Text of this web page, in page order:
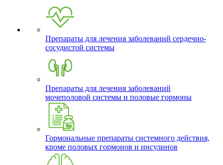
Препараты для лечения заболеваний сердечно-
сосудистой системы
Препараты для лечения заболеваний
мочеполовой системы и половые гормоны
Гормональные препараты системного действия,
кроме половых гормонов и инсулинов